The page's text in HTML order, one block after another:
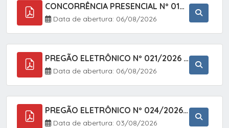
CONCORRÊNCIA PRESENCIAL Nº 019/2025 - PAVIMENTAÇÃO ASFÁLTICA EM TRECHO DA RUA 2 NO BAIRRO VILA SOARES NO MUNICÍPIO DE SETE BARRAS/SP.
Data de abertura: 06/08/2026
PREGÃO ELETRÔNICO Nº 021/2026 - AQUISIÇÃO DE CONTENTORES E CARRINHOS, DESTINADOS A COLETIVA E MANEJO DE RESÍDUOS SÓLIDOS, ATRAVÉS DO SISTEMA DE REGISTRO DE PREÇOS (SRP)
Data de abertura: 06/08/2026
PREGÃO ELETRÔNICO Nº 024/2026 - AQUISIÇÃO DE GÁS MEDICINAL TIPO OXIGÊNIO (1,00 M3, 3,00 M3 E 10,00 M3), EM ATENDIMENTO À SECRETARIA MUNICIPAL DE SAÚDE, ATRAVÉS DO SISTEMA DE REGISTRO DE PREÇOS (SRP)
Data de abertura: 03/08/2026